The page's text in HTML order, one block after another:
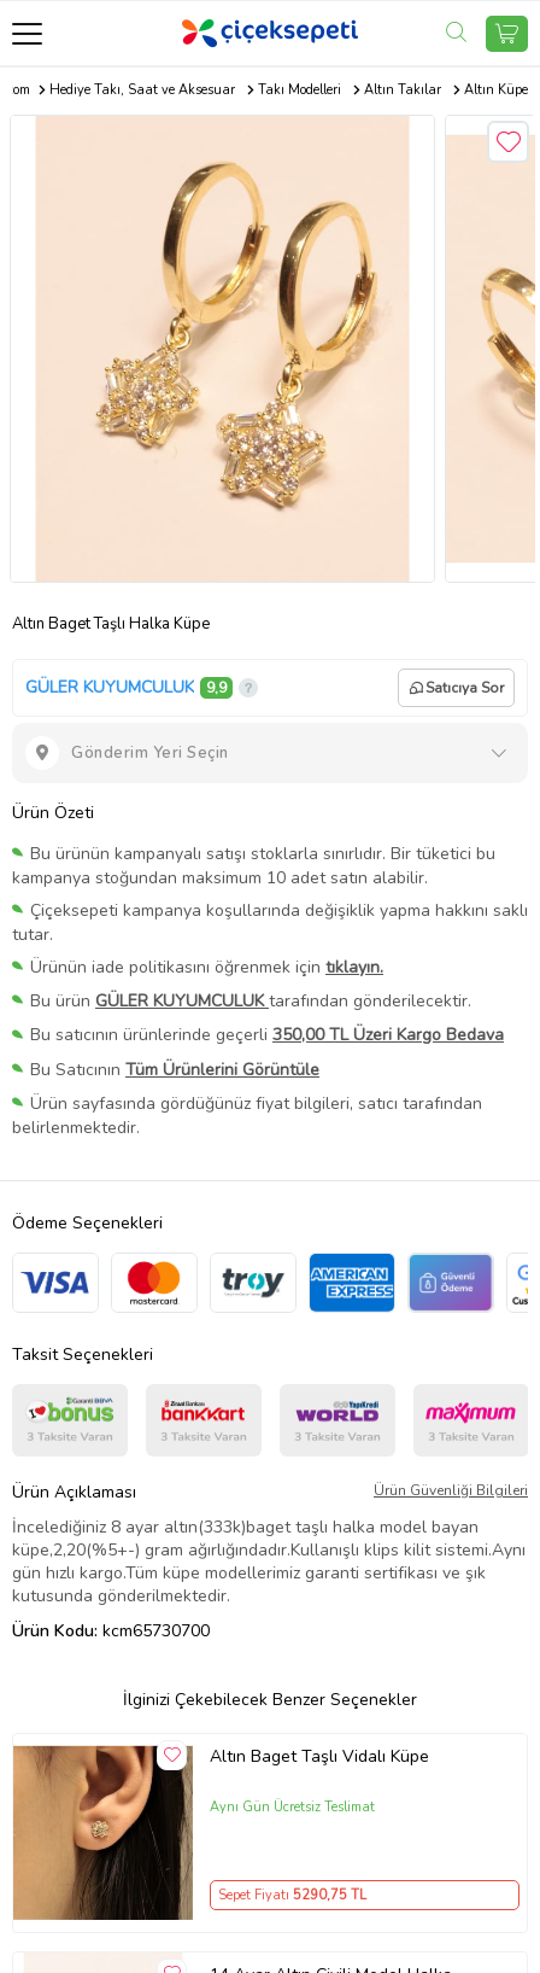
Hediye Takı, Saat ve Aksesuar Takı Modelleri Altın Takılar Altın Küpe
Altın Baget Taşlı Halka Küpe
GÜLER KUYUMCULUK 9,9 Satıcıya Sor
Gönderim Yeri Seçin
Ürün Özeti
Bu ürünün kampanyalı satışı stoklarla sınırlıdır. Bir tüketici bu
kampanya stoğundan maksimum 10 adet satın alabilir.
Çiçeksepeti kampanya koşullarında değişiklik yapma hakkını saklı
tutar.
Ürünün iade politikasını öğrenmek için tıklayın.
Bu ürün GÜLER KUYUMCULUKtarafından gönderilecektir.
Bu satıcının ürünlerinde geçerli 350,00 TL Üzeri Kargo Bedava
Bu Satıcının Tüm Ürünlerini Görüntüle
Ürün sayfasında gördüğünüz fiyat bilgileri, satıcı tarafından
belirlenmektedir.
Ödeme Seçenekleri
Taksit Seçenekleri
Ürün Açıklaması Ürün Güvenliği Bilgileri
İncelediğiniz 8 ayar altın(333k)baget taşlı halka model bayan
küpe,2,20(%5+-) gram ağırlığındadır.Kullanışlı klips kilit sistemi.Aynı
gün hızlı kargo.Tüm küpe modellerimiz garanti sertifikası ve şık
kutusunda gönderilmektedir.
Ürün Kodu: kcm65730700
İlginizi Çekebilecek Benzer Seçenekler
Altın Baget Taşlı Vidalı Küpe
Aynı Gün Ücretsiz Teslimat
Sepet Fiyatı 5290,75 TL